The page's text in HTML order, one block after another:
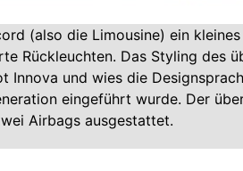
(also die Limousine) ein
Rückleuchten. Das Styling des
Innova und wies die
eingeführt wurde. Der
Airbags ausgestattet.